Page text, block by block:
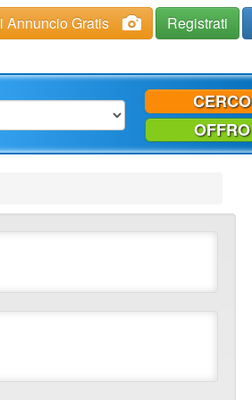
Annuncio Gratis Registrati
CERCO
OFFRO